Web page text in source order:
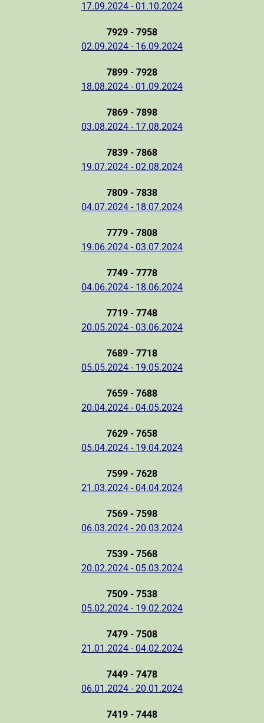
17.09.2024 - 01.10.2024
7929 - 7958
02.09.2024 - 16.09.2024
7899 - 7928
18.08.2024 - 01.09.2024
7869 - 7898
03.08.2024 - 17.08.2024
7839 - 7868
19.07.2024 - 02.08.2024
7809 - 7838
04.07.2024 - 18.07.2024
7779 - 7808
19.06.2024 - 03.07.2024
7749 - 7778
04.06.2024 - 18.06.2024
7719 - 7748
20.05.2024 - 03.06.2024
7689 - 7718
05.05.2024 - 19.05.2024
7659 - 7688
20.04.2024 - 04.05.2024
7629 - 7658
05.04.2024 - 19.04.2024
7599 - 7628
21.03.2024 - 04.04.2024
7569 - 7598
06.03.2024 - 20.03.2024
7539 - 7568
20.02.2024 - 05.03.2024
7509 - 7538
05.02.2024 - 19.02.2024
7479 - 7508
21.01.2024 - 04.02.2024
7449 - 7478
06.01.2024 - 20.01.2024
7419 - 7448